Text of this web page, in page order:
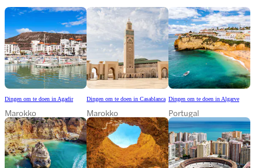
Dingen om te doen in Agadir
Marokko
Dingen om te doen in Casablanca
Marokko
Dingen om te doen in Algarve
Portugal